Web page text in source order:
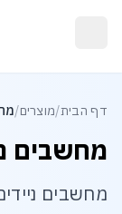
דף הבית/מוצרים/
מחשבים
מחשבים